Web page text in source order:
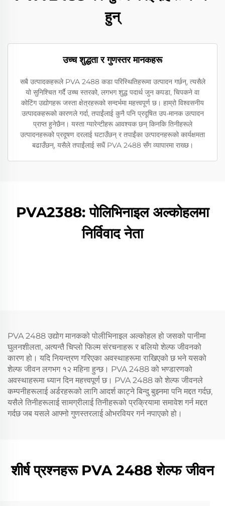
हुन्
उच्च शुद्धता र गुणस्तर मानकहरू
सबै उत्पादकहरूले PVA 2488 कडा परिस्थितिहरूमा उत्पादन गर्छन्, त्यसैले
यो सुनिश्चित गर्दै उच्च स्तरको, लगभग शुद्ध पदार्थ जुन कपडा, चिपकने वा
कोटिंग उद्योगहरू जस्ता क्षेत्रहरूको सन्दर्भमा महत्त्वपूर्ण छ। हाम्रो विश्वसनीय
उत्पादकहरूको कारणले गर्दा, तपाईंलाई कुनै पनि प्रदूषित उप-मानक उत्पादन
प्राप्त हुनेछैन। यस्ता ग्यारेन्टीहरू आवश्यक छन् किनकि तिनीहरूले
उत्पादनहरूको प्रदूषण दरलाई घटाउँछन् र तपाईंका उत्पादनहरूको कार्यक्षमता
बढाउँछन्, यसैले तपाईंलाई सधैं PVA 2488 सँग व्यापारमा राख्छ।
PVA2388: पोलिभिनाइल अल्कोहलमा
निर्विवाद नेता
PVA 2488 उद्योग मानकको पोलीभिनाइल अल्कोहल हो जसको पानीमा
घुलनशीलता, अत्यन्तै चिप्लो फिल्म संरचनाहरू र बलियो शेल्फ जीवनको
कारण हो। यदि नियन्त्रण गरिएका अवस्थाहरूमा राखिएको छ भने यसको
शेल्फ जीवन लगभग १२ महिना हुन्छ। PVA 2488 को भण्डारणको
अवस्थाहरूमा ध्यान दिन महत्त्वपूर्ण छ। PVA 2488 को शेल्फ जीवनले
कम्पनीहरूलाई अर्डरहरूको लागि आदर्श काट्ने बिन्दु बुझ्नमा पनि मद्दत गर्दछ,
यसैले तिनीहरूलाई सामग्रीलाई तिनीहरूको प्रक्रियामा समावेश गर्न मद्दत
गर्दछ जब यसले आफ्नो गुणस्तरलाई ओभरवियर गर्न नपाएको हो।
शीर्ष प्रश्नहरू PVA 2488 शेल्फ जीवन